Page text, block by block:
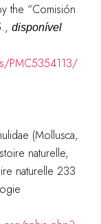
the “Comisión
disponível
PMC5354113/
(Mollusca,
naturelle,
naturelle 233